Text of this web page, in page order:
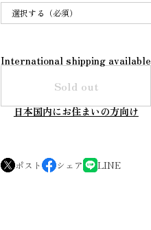
International shipping available
Sold out
日本国内にお住まいの方向け
ポスト シェア LINE